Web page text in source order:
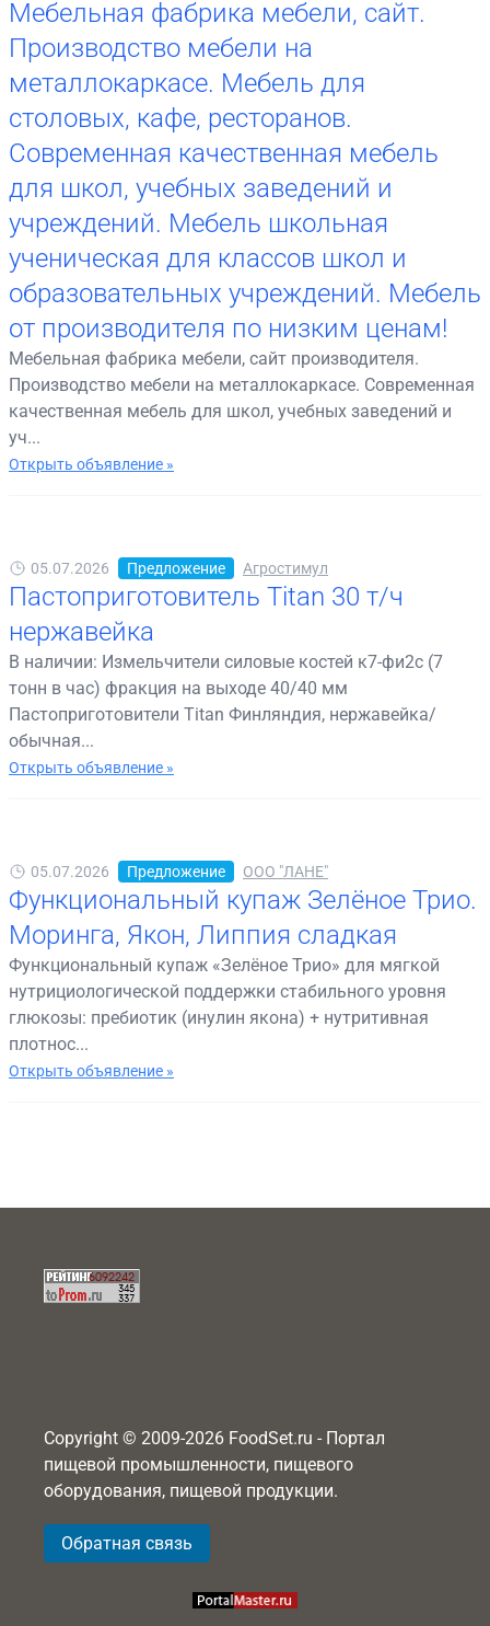
Мебельная фабрика мебели, сайт.
Производство мебели на
металлокаркасе. Мебель для
столовых, кафе, ресторанов.
Современная качественная мебель
для школ, учебных заведений и
учреждений. Мебель школьная
ученическая для классов школ и
образовательных учреждений. Мебель
от производителя по низким ценам!
Мебельная фабрика мебели, сайт производителя.
Производство мебели на металлокаркасе. Современная
качественная мебель для школ, учебных заведений и
уч...
Открыть объявление »
05.07.2026 Предложение Агростимул
Пастоприготовитель Titan 30 т/ч
нержавейка
В наличии: Измельчители силовые костей к7-фи2с (7
тонн в час) фракция на выходе 40/40 мм
Пастоприготовители Titan Финляндия, нержавейка/
обычная...
Открыть объявление »
05.07.2026 Предложение ООО "ЛАНЕ"
Функциональный купаж Зелёное Трио.
Моринга, Якон, Липпия сладкая
Функциональный купаж «Зелёное Трио» для мягкой
нутрициологической поддержки стабильного уровня
глюкозы: пребиотик (инулин якона) + нутритивная
плотнос...
Открыть объявление »
Copyright © 2009-2026 FoodSet.ru - Портал
пищевой промышленности, пищевого
оборудования, пищевой продукции.
Обратная связь